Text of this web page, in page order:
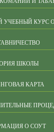
КУРС
ШКОЛЫ
КАРТА
О СОУТ